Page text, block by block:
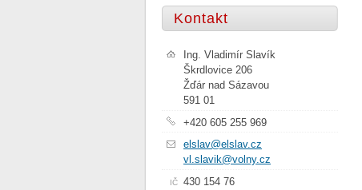
Kontakt
Ing. Vladimír Slavík
Škrdlovice 206
Žďár nad Sázavou
591 01
+420 605 255 969
elslav@elslav.cz
vl.slavik@volny.cz
IČ 430 154 76